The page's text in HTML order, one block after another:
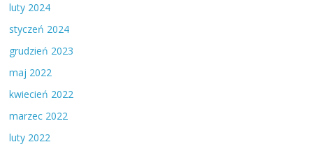
luty 2024
styczeń 2024
grudzień 2023
maj 2022
kwiecień 2022
marzec 2022
luty 2022